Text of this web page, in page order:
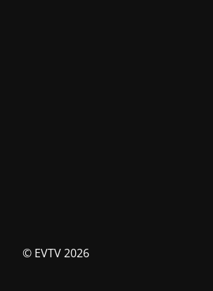
© EVTV 2026